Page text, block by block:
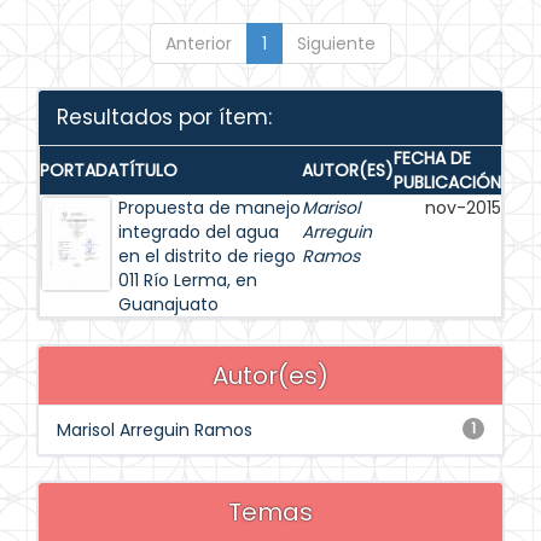
Anterior 1 Siguiente
Resultados por ítem:
PORTADATÍTULO AUTOR(ES)FECHA DE
PUBLICACIÓN
Propuesta de manejo
integrado del agua
en el distrito de riego
011 Río Lerma, en
Guanajuato
Marisol
Arreguin
Ramos
nov-2015
Autor(es)
1
Marisol Arreguin Ramos
Temas